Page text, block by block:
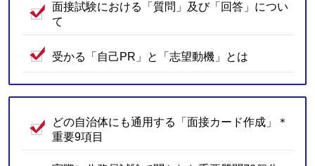
面接試験における「質問」及び「回答」につい
て
受かる「自己PR」と「志望動機」とは
どの自治体にも通用する「面接カード作成」＊
重要9項目